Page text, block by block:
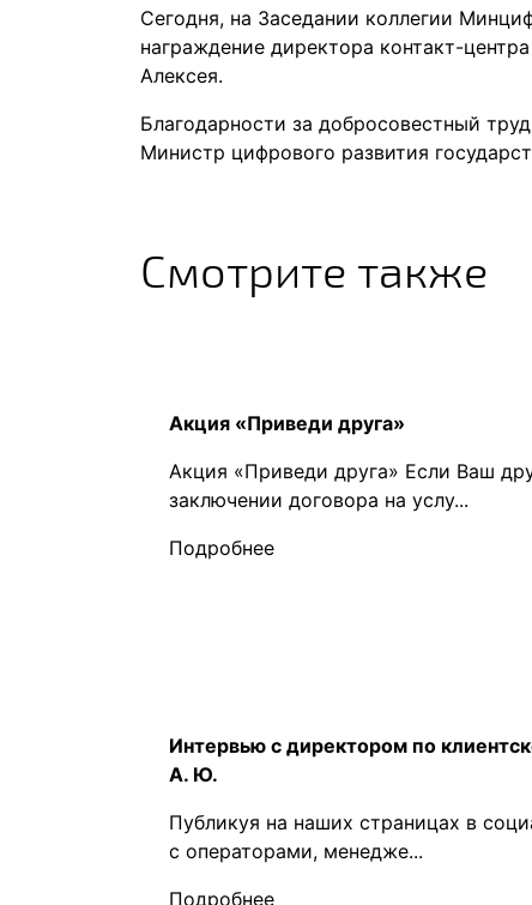
Сегодня, на Заседании коллегии
награждение директора контакт-
Алексея.
Благодарности за добросовестный
Министр цифрового развития
Смотрите также
Акция «Приведи друга»
Акция «Приведи друга» Если Ваш
заключении договора на услу...
Подробнее
Интервью с директором по
А. Ю.
Публикуя на наших страницах в
с операторами, менедже...
Подробнее